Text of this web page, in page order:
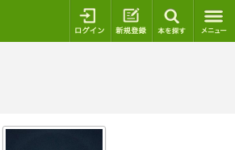
ログイン 新規登録